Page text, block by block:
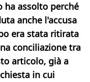
ha assolto perché
anche l'accusa
era stata ritirata
conciliazione tra
articolo, già a
in cui